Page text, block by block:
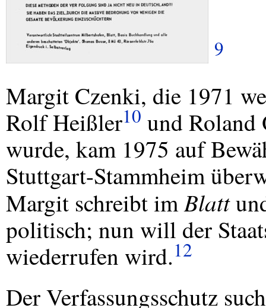
9
Margit Czenki, die 1971
Rolf Heißler10 und
wurde, kam 1975 auf
Stuttgart-Stammheim
Margit schreibt imBlatt
politisch; nun will der
wiederrufen wird.12
Der Verfassungsschutz